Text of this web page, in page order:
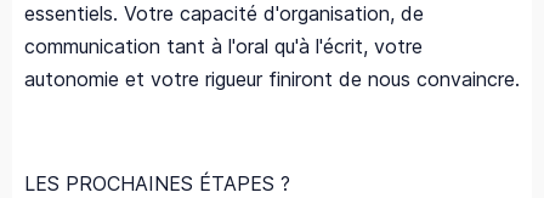
essentiels. Votre capacité d'organisation, de
communication tant à l'oral qu'à l'écrit, votre
autonomie et votre rigueur finiront de nous convaincre.
LES PROCHAINES ÉTAPES ?